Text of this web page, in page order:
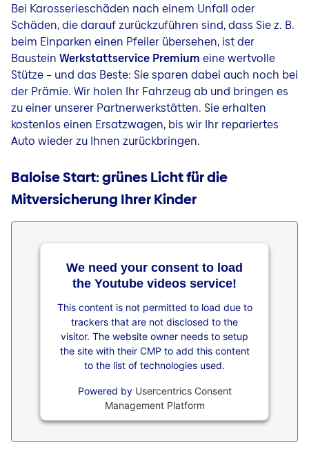
Bei Karosserieschäden nach einem Unfall oder
Schäden, die darauf zurückzuführen sind, dass Sie z. B.
beim Einparken einen Pfeiler übersehen, ist der
Baustein Werkstattservice Premium eine wertvolle
Stütze – und das Beste: Sie sparen dabei auch noch bei
der Prämie. Wir holen Ihr Fahrzeug ab und bringen es
zu einer unserer Partnerwerkstätten. Sie erhalten
kostenlos einen Ersatzwagen, bis wir Ihr repariertes
Auto wieder zu Ihnen zurückbringen.
Baloise Start: grünes Licht für die
Mitversicherung Ihrer Kinder
We need your consent to load
the Youtube videos service!
This content is not permitted to load due to
trackers that are not disclosed to the
visitor. The website owner needs to setup
the site with their CMP to add this content
to the list of technologies used.
Powered by Usercentrics Consent
Management Platform